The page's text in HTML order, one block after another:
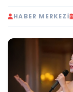
HABER MERKEZI